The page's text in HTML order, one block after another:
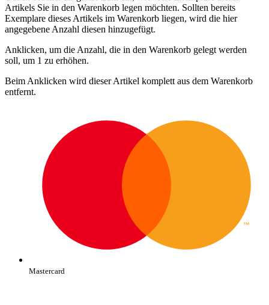
Artikels Sie in den Warenkorb legen möchten. Sollten bereits
Exemplare dieses Artikels im Warenkorb liegen, wird die hier
angegebene Anzahl diesen hinzugefügt.
Anklicken, um die Anzahl, die in den Warenkorb gelegt werden
soll, um 1 zu erhöhen.
Beim Anklicken wird dieser Artikel komplett aus dem Warenkorb
entfernt.
Mastercard